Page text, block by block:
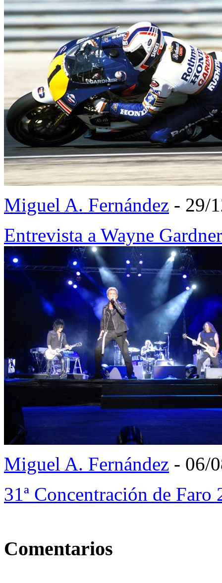
Miguel A. Fernández - 29/
Entrevista a Wayne
Miguel A. Fernández - 06/
31ª Concentración de Faro
Comentarios